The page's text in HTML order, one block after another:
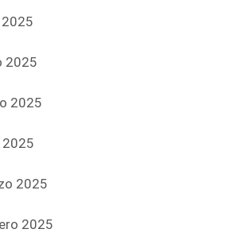
2025
2025
2025
2025
2025